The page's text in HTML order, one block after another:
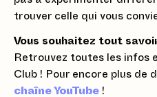
trouver celle qui vous
Vous souhaitez tout savoir
Retrouvez toutes les infos
Club ! Pour encore plus de
chaîne YouTube !